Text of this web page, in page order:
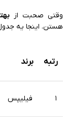
وقتی صحبت از
هستن. اینجا یه
رتبه برند
۱ فیلیپس